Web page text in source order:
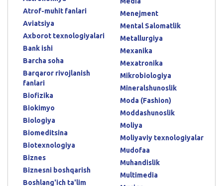
Atrof-muhit fanlari
Aviatsiya
Axborot texnologiyalari
Bank ishi
Barcha soha
Barqaror rivojlanish
fanlari
Biofizika
Biokimyo
Biologiya
Biomeditsina
Biotexnologiya
Biznes
Biznesni boshqarish
Boshlang'ich ta'lim
Menejment
Mental Salomatlik
Metallurgiya
Mexanika
Mexatronika
Mikrobiologiya
Mineralshunoslik
Moda (Fashion)
Moddashunoslik
Moliya
Moliyaviy texnologiyalar
Mudofaa
Muhandislik
Multimedia